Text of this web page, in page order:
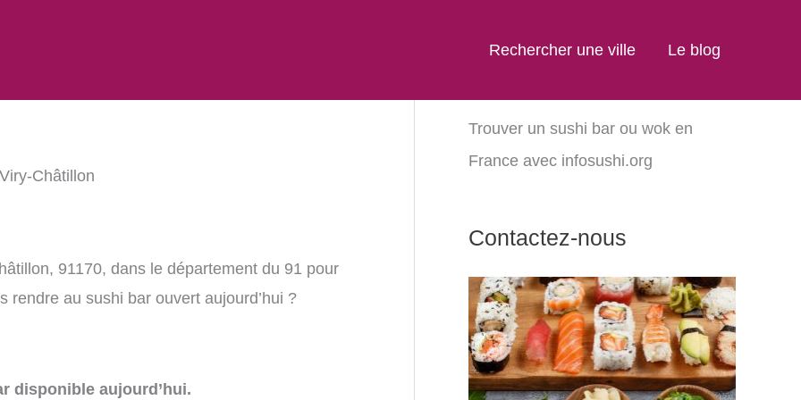
Rechercher une ville Le blog
Châtillon
91170, dans le département du 91 pour
au sushi bar ouvert aujourd’hui ?
disponible aujourd’hui.
Trouver un sushi bar ou wok en
France avec infosushi.org
Contactez-nous